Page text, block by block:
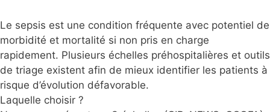
Le sepsis est une condition fréquente avec potentiel de
morbidité et mortalité si non pris en charge
rapidement. Plusieurs échelles préhospitalières et outils
de triage existent afin de mieux identifier les patients à
risque d’évolution défavorable.
Laquelle choisir ?